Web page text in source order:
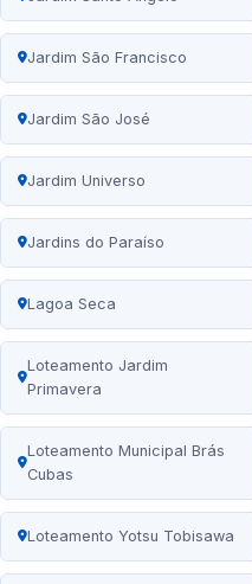
Jardim São Francisco
Jardim São José
Jardim Universo
Jardins do Paraíso
Lagoa Seca
Loteamento Jardim
Primavera
Loteamento Municipal Brás
Cubas
Loteamento Yotsu Tobisawa